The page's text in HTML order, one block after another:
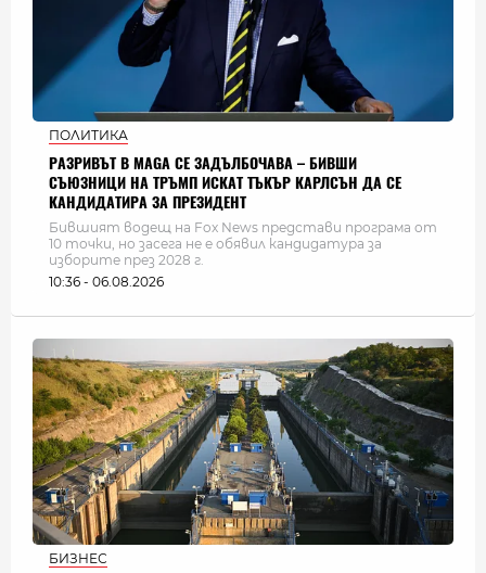
ПОЛИТИКА
РАЗРИВЪТ В MAGA СЕ ЗАДЪЛБОЧАВА – БИВШИ
СЪЮЗНИЦИ НА ТРЪМП ИСКАТ ТЪКЪР КАРЛСЪН ДА СЕ
КАНДИДАТИРА ЗА ПРЕЗИДЕНТ
Бившият водещ на Fox News представи програма от
10 точки, но засега не е обявил кандидатура за
изборите през 2028 г.
10:36 - 06.08.2026
БИЗНЕС